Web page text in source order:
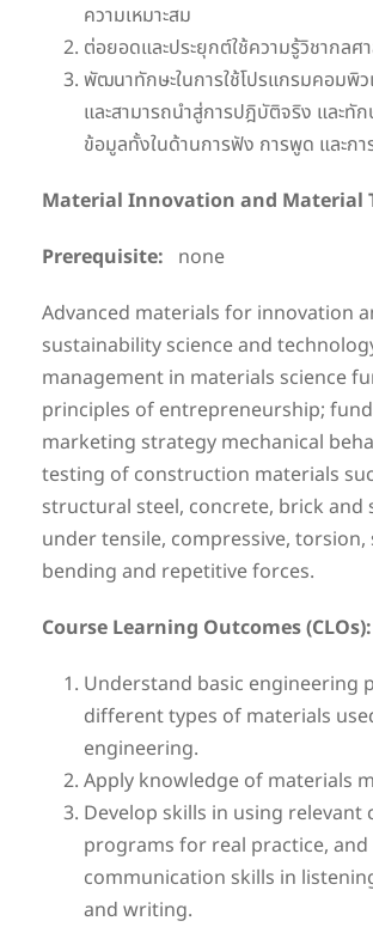
ความเหมาะสม
ต่อยอดและประยุกต์ใช้ความรู้วิชากลศ
พัฒนาทักษะในการใช้โปรแกรมคอมพิว
และสามารถนำสู่การปฎิบัติจริง และทัก
ข้อมูลทั้งในด้านการฟัง การพูด และกา
Material Innovation and Material
Prerequisite: none
Advanced materials for innovation
sustainability science and
management in materials science
principles of entrepreneurship;
marketing strategy mechanical
testing of construction materials
structural steel, concrete, brick and
under tensile, compressive, torsion,
bending and repetitive forces.
Course Learning Outcomes (CLOs):
Understand basic engineering
different types of materials
engineering.
Apply knowledge of materials
Develop skills in using relevant
programs for real practice, and
communication skills in
and writing.